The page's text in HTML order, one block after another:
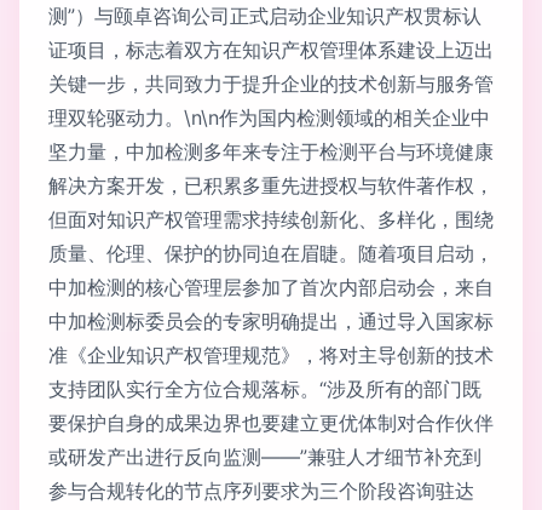
测”）与颐卓咨询公司正式启动企业知识产权贯标认
证项目，标志着双方在知识产权管理体系建设上迈出
关键一步，共同致力于提升企业的技术创新与服务管
理双轮驱动力。\n\n作为国内检测领域的相关企业中
坚力量，中加检测多年来专注于检测平台与环境健康
解决方案开发，已积累多重先进授权与软件著作权，
但面对知识产权管理需求持续创新化、多样化，围绕
质量、伦理、保护的协同迫在眉睫。随着项目启动，
中加检测的核心管理层参加了首次内部启动会，来自
中加检测标委员会的专家明确提出，通过导入国家标
准《企业知识产权管理规范》，将对主导创新的技术
支持团队实行全方位合规落标。“涉及所有的部门既
要保护自身的成果边界也要建立更优体制对合作伙伴
或研发产出进行反向监测——”兼驻人才细节补充到
参与合规转化的节点序列要求为三个阶段咨询驻达